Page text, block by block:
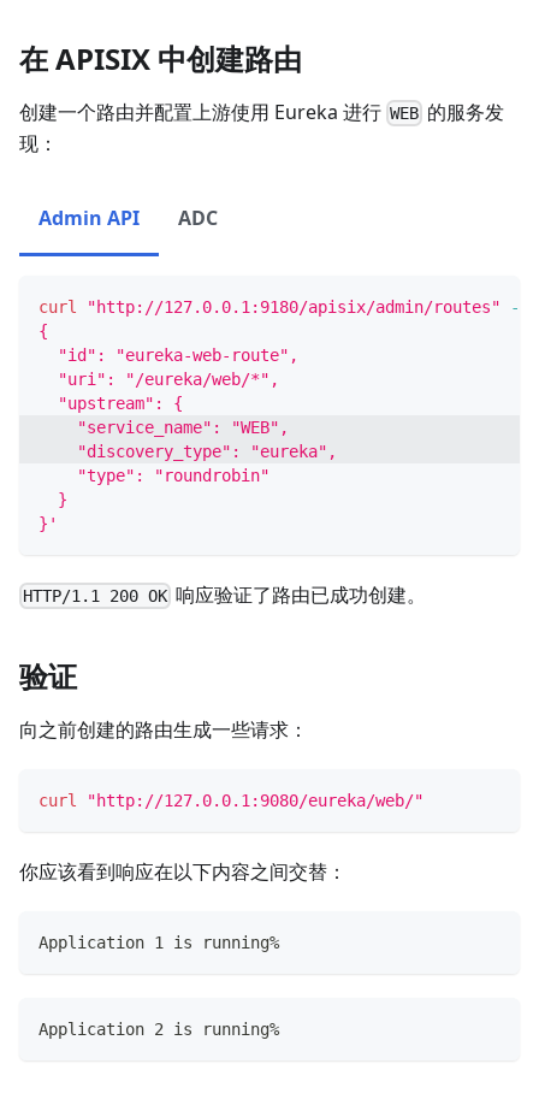
在 APISIX 中创建路由
创建一个路由并配置上游使用 Eureka 进行 WEB 的服务发
现：
Admin API ADC
curl "http://127.0.0.1:9180/apisix/admin/routes" -X
{
  "id": "eureka-web-route",
  "uri": "/eureka/web/*",
  "upstream": {
    "service_name": "WEB",
    "discovery_type": "eureka",
    "type": "roundrobin"
  }
}'
HTTP/1.1 200 OK 响应验证了路由已成功创建。
验证
向之前创建的路由生成一些请求：
curl "http://127.0.0.1:9080/eureka/web/"
你应该看到响应在以下内容之间交替：
Application 1 is running%
Application 2 is running%